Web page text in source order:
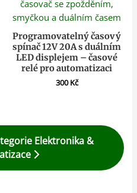
Programovatelný časový
spínač 12V 20A s duálním
LED displejem – časové
relé pro automatizaci
300Kč
Elektronika &